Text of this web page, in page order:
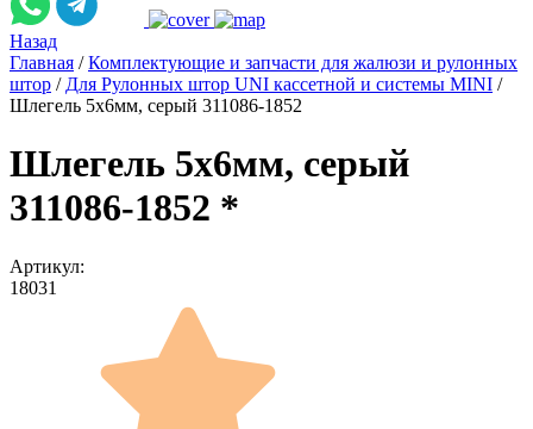
Назад
Главная / Комплектующие и запчасти для жалюзи и рулонных
штор / Для Рулонных штор UNI кассетной и системы MINI /
Шлегель 5x6мм, серый 311086-1852
Шлегель 5x6мм, серый
311086-1852 *
Артикул:
18031